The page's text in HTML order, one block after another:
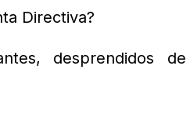
Directiva?
desprendidos